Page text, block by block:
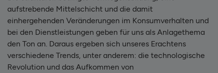
aufstrebende Mittelschicht und die damit
einhergehenden Veränderungen im Konsumverhalten und
bei den Dienstleistungen geben für uns als Anlagethema
den Ton an. Daraus ergeben sich unseres Erachtens
verschiedene Trends, unter anderem: die technologische
Revolution und das Aufkommen von